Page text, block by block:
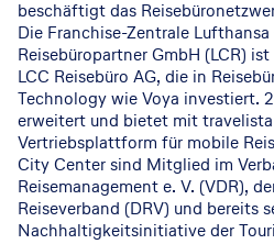
beschäftigt das
Die Franchise-Zentrale
Reisebüropartner GmbH (LCR)
LCC Reisebüro AG, die in
Technology wie Voya investiert.
erweitert und bietet mit
Vertriebsplattform für mobile
City Center sind Mitglied im
Reisemanagement e. V. (VDR),
Reiseverband (DRV) und bereits
Nachhaltigkeitsinitiative der